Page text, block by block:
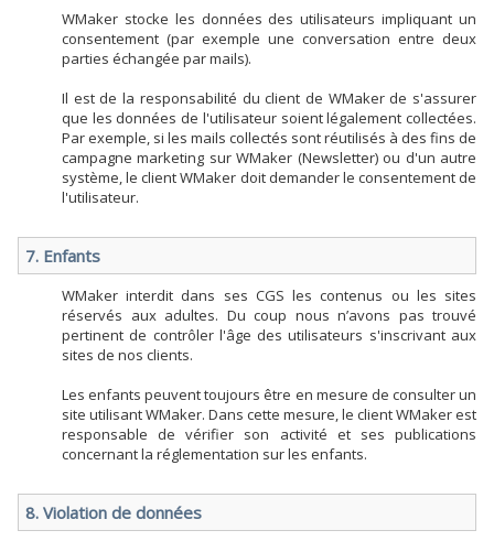
WMaker stocke les données des utilisateurs impliquant un
consentement (par exemple une conversation entre deux
parties échangée par mails).
Il est de la responsabilité du client de WMaker de s'assurer
que les données de l'utilisateur soient légalement collectées.
Par exemple, si les mails collectés sont réutilisés à des fins de
campagne marketing sur WMaker (Newsletter) ou d'un autre
système, le client WMaker doit demander le consentement de
l'utilisateur.
7. Enfants
WMaker interdit dans ses CGS les contenus ou les sites
réservés aux adultes. Du coup nous n’avons pas trouvé
pertinent de contrôler l'âge des utilisateurs s'inscrivant aux
sites de nos clients.
Les enfants peuvent toujours être en mesure de consulter un
site utilisant WMaker. Dans cette mesure, le client WMaker est
responsable de vérifier son activité et ses publications
concernant la réglementation sur les enfants.
8. Violation de données